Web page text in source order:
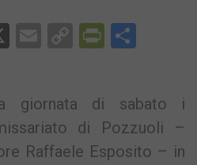
X EmailCopy
giornata di sabato i
di Pozzuoli –
Raffaele Esposito – in